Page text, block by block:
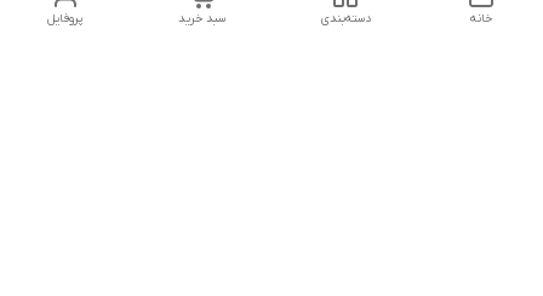
پروفایل سبد خرید دسته‌بندی خانه